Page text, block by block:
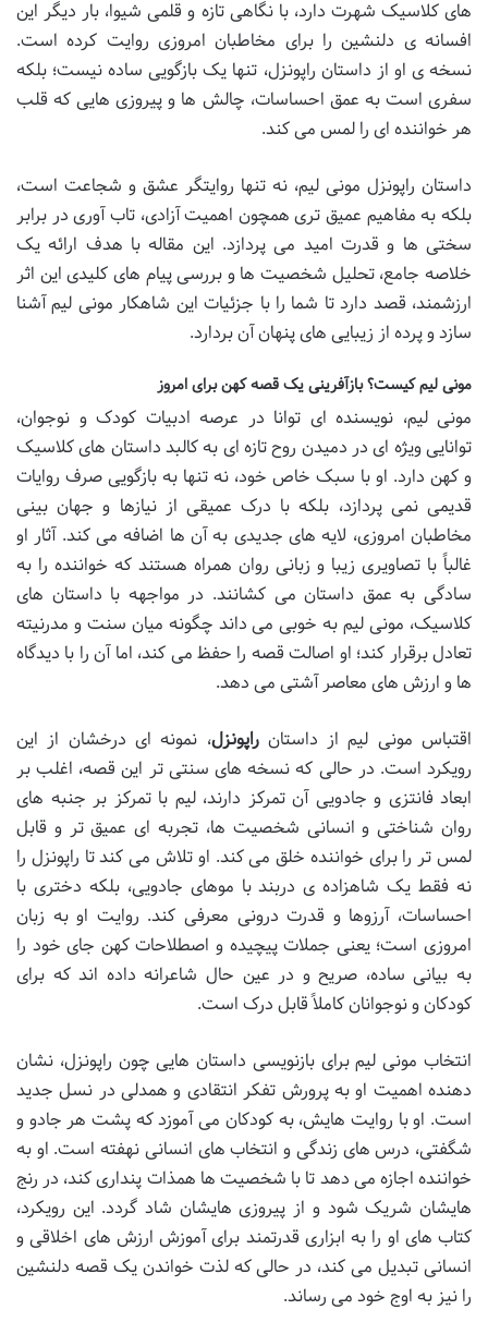
های کلاسیک شهرت دارد، با نگاهی تازه و قلمی شیوا، بار دیگر این
افسانه ی دلنشین را برای مخاطبان امروزی روایت کرده است.
نسخه ی او از داستان راپونزل، تنها یک بازگویی ساده نیست؛ بلکه
سفری است به عمق احساسات، چالش ها و پیروزی هایی که قلب
هر خواننده ای را لمس می کند.
داستان راپونزل مونی لیم، نه تنها روایتگر عشق و شجاعت است،
بلکه به مفاهیم عمیق تری همچون اهمیت آزادی، تاب آوری در برابر
سختی ها و قدرت امید می پردازد. این مقاله با هدف ارائه یک
خلاصه جامع، تحلیل شخصیت ها و بررسی پیام های کلیدی این اثر
ارزشمند، قصد دارد تا شما را با جزئیات این شاهکار مونی لیم آشنا
سازد و پرده از زیبایی های پنهان آن بردارد.
مونی لیم کیست؟ بازآفرینی یک قصه کهن برای امروز
مونی لیم، نویسنده ای توانا در عرصه ادبیات کودک و نوجوان،
توانایی ویژه ای در دمیدن روح تازه ای به کالبد داستان های کلاسیک
و کهن دارد. او با سبک خاص خود، نه تنها به بازگویی صرف روایات
قدیمی نمی پردازد، بلکه با درک عمیقی از نیازها و جهان بینی
مخاطبان امروزی، لایه های جدیدی به آن ها اضافه می کند. آثار او
غالباً با تصاویری زیبا و زبانی روان همراه هستند که خواننده را به
سادگی به عمق داستان می کشانند. در مواجهه با داستان های
کلاسیک، مونی لیم به خوبی می داند چگونه میان سنت و مدرنیته
تعادل برقرار کند؛ او اصالت قصه را حفظ می کند، اما آن را با دیدگاه
ها و ارزش های معاصر آشتی می دهد.
اقتباس مونی لیم از داستانراپونزل، نمونه ای درخشان از این
رویکرد است. در حالی که نسخه های سنتی تر این قصه، اغلب بر
ابعاد فانتزی و جادویی آن تمرکز دارند، لیم با تمرکز بر جنبه های
روان شناختی و انسانی شخصیت ها، تجربه ای عمیق تر و قابل
لمس تر را برای خواننده خلق می کند. او تلاش می کند تا راپونزل را
نه فقط یک شاهزاده ی دربند با موهای جادویی، بلکه دختری با
احساسات، آرزوها و قدرت درونی معرفی کند. روایت او به زبان
امروزی است؛ یعنی جملات پیچیده و اصطلاحات کهن جای خود را
به بیانی ساده، صریح و در عین حال شاعرانه داده اند که برای
کودکان و نوجوانان کاملاً قابل درک است.
انتخاب مونی لیم برای بازنویسی داستان هایی چون راپونزل، نشان
دهنده اهمیت او به پرورش تفکر انتقادی و همدلی در نسل جدید
است. او با روایت هایش، به کودکان می آموزد که پشت هر جادو و
شگفتی، درس های زندگی و انتخاب های انسانی نهفته است. او به
خواننده اجازه می دهد تا با شخصیت ها همذات پنداری کند، در رنج
هایشان شریک شود و از پیروزی هایشان شاد گردد. این رویکرد،
کتاب های او را به ابزاری قدرتمند برای آموزش ارزش های اخلاقی و
انسانی تبدیل می کند، در حالی که لذت خواندن یک قصه دلنشین
را نیز به اوج خود می رساند.